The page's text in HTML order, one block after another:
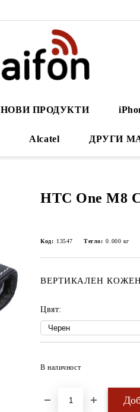
НОВИ ПРОДУКТИ
Alcatel ДРУГИ
HTC One M8
Код: 13547 Тегло: 0.000 кг
ВЕРТИКАЛЕН
Цвят:
В наличност